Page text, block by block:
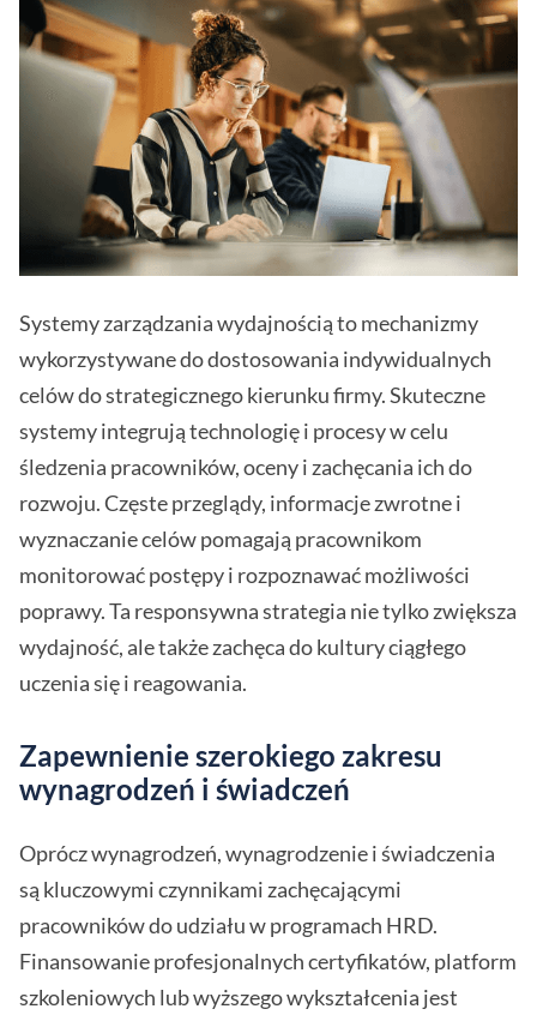
Systemy zarządzania wydajnością to mechanizmy
wykorzystywane do dostosowania indywidualnych
celów do strategicznego kierunku firmy. Skuteczne
systemy integrują technologię i procesy w celu
śledzenia pracowników, oceny i zachęcania ich do
rozwoju. Częste przeglądy, informacje zwrotne i
wyznaczanie celów pomagają pracownikom
monitorować postępy i rozpoznawać możliwości
poprawy. Ta responsywna strategia nie tylko zwiększa
wydajność, ale także zachęca do kultury ciągłego
uczenia się i reagowania.
Zapewnienie szerokiego zakresu
wynagrodzeń i świadczeń
Oprócz wynagrodzeń, wynagrodzenie i świadczenia
są kluczowymi czynnikami zachęcającymi
pracowników do udziału w programach HRD.
Finansowanie profesjonalnych certyfikatów, platform
szkoleniowych lub wyższego wykształcenia jest